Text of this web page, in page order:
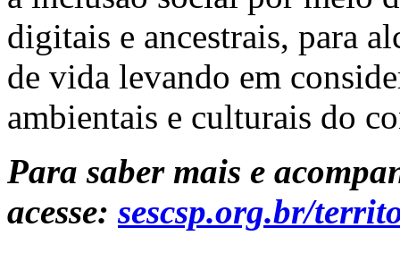
digitais e ancestrais, para
de vida levando em
ambientais e culturais do
Para saber mais e
acesse: sescsp.org.br/